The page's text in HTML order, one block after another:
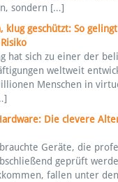
sondern […]
klug geschützt: So
hat sich zu einer der
weltweit
Menschen in
Die clevere
Geräte, die
geprüft
fallen unter